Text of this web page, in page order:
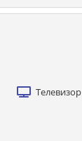
Телевизор